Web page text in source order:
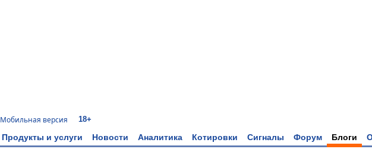
Мобильная версия 18+
Продукты и услуги Новости Аналитика Котировки Сигналы Форум Блоги